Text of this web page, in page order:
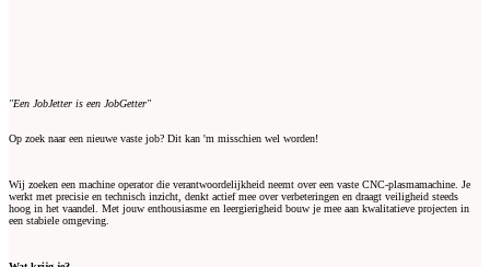
"Een JobJetter is een JobGetter"
Op zoek naar een nieuwe vaste job? Dit kan 'm misschien wel worden!
Wij zoeken een machine operator die verantwoordelijkheid neemt over een vaste CNC-plasmamachine. Je
werkt met precisie en technisch inzicht, denkt actief mee over verbeteringen en draagt veiligheid steeds
hoog in het vaandel. Met jouw enthousiasme en leergierigheid bouw je mee aan kwalitatieve projecten in
een stabiele omgeving.